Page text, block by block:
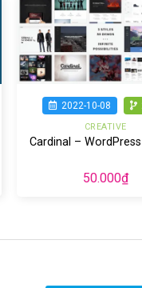
2022-10-08
CREATIVE
Cardinal –
50.000₫